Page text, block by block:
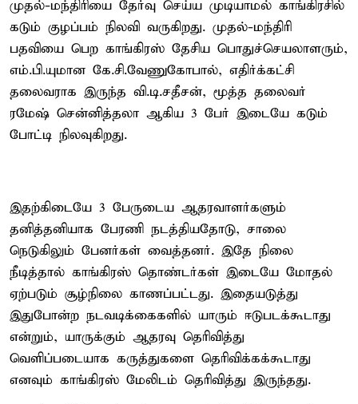
முதல்-மந்திரியை தேர்வு செய்ய முடியாமல் காங்கிரசில்
கடும் குழப்பம் நிலவி வருகிறது. முதல்-மந்திரி
பதவியை பெற காங்கிரஸ் தேசிய பொதுச்செயலாளரும்,
எம்.பி.யுமான கே.சி.வேணுகோபால், எதிர்க்கட்சி
தலைவராக இருந்த வி.டி.சதீசன், மூத்த தலைவர்
ரமேஷ் சென்னித்தலா ஆகிய 3 பேர் இடையே கடும்
போட்டி நிலவுகிறது.
இதற்கிடையே 3 பேருடைய ஆதரவாளர்களும்
தனித்தனியாக பேரணி நடத்தியதோடு, சாலை
நெடுகிலும் பேனர்கள் வைத்தனர். இதே நிலை
நீடித்தால் காங்கிரஸ் தொண்டர்கள் இடையே மோதல்
ஏற்படும் சூழ்நிலை காணப்பட்டது. இதையடுத்து
இதுபோன்ற நடவடிக்கைகளில் யாரும் ஈடுபடக்கூடாது
என்றும், யாருக்கும் ஆதரவு தெரிவித்து
வெளிப்படையாக கருத்துகளை தெரிவிக்கக்கூடாது
எனவும் காங்கிரஸ் மேலிடம் தெரிவித்து இருந்தது.